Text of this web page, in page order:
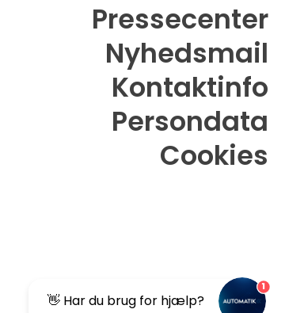
Pressecenter
Nyhedsmail
Kontaktinfo
Persondata
Cookies
👋 Har du brug for hjælp?
1